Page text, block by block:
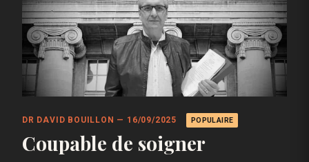
DR DAVID BOUILLON — 16/09/2025 POPULAIRE
Coupable de soigner